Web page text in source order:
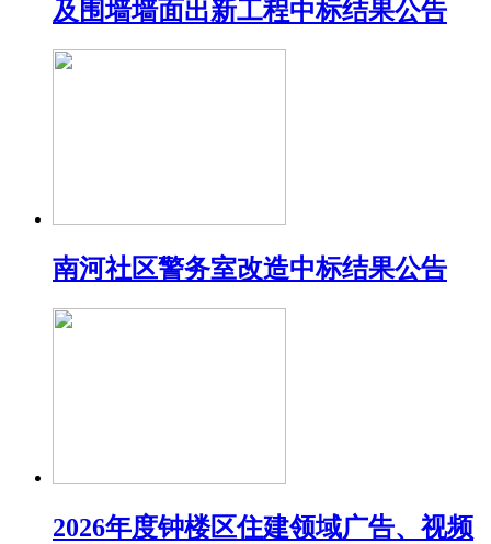
及围墙墙面出新工程中标结果公告
南河社区警务室改造中标结果公告
2026年度钟楼区住建领域广告、视频